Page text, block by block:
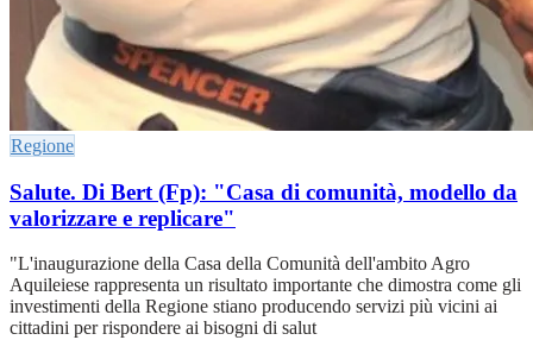
Regione
Salute. Di Bert (Fp): "Casa di comunità, modello da
valorizzare e replicare"
"L'inaugurazione della Casa della Comunità dell'ambito Agro
Aquileiese rappresenta un risultato importante che dimostra come gli
investimenti della Regione stiano producendo servizi più vicini ai
cittadini per rispondere ai bisogni di salut